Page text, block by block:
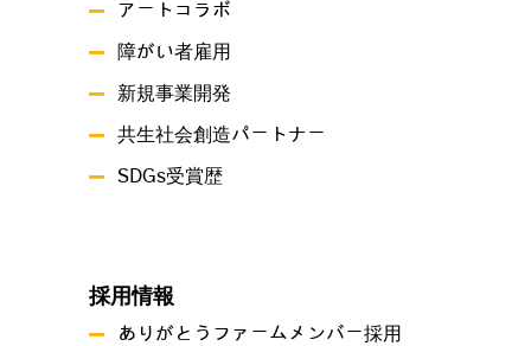
アートコラボ
障がい者雇用
新規事業開発
共生社会創造パートナー
SDGs受賞歴
採用情報
ありがとうファームメンバー採用